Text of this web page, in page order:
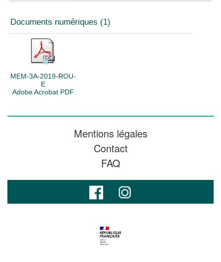
Documents numériques (1)
MEM-3A-2019-ROU-
E
Adobe Acrobat PDF
Mentions légales
Contact
FAQ